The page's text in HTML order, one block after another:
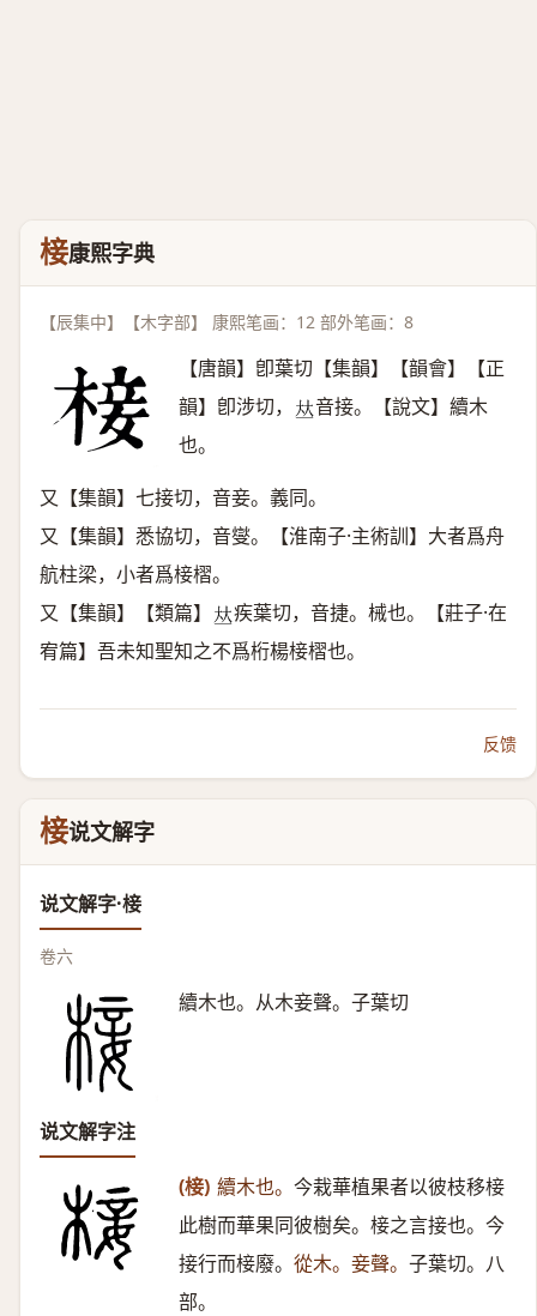
椄康熙字典
【辰集中】【木字部】 康熙笔画：12 部外笔画：8
【唐韻】卽葉切【集韻】【韻會】【正
韻】卽涉切， 𠀤音接。【說文】續木
也。
又【集韻】七接切，音妾。義同。
又【集韻】悉協切，音燮。【淮南子·主術訓】大者爲舟
航柱梁，小者爲椄槢。
又【集韻】【類篇】 𠀤疾葉切，音捷。械也。【莊子·在
宥篇】吾未知聖知之不爲桁楊椄槢也。
反馈
椄说文解字
说文解字·椄
卷六
續木也。从木妾聲。子葉切
说文解字注
(椄) 續木也。 今栽華植果者以彼枝移椄
此樹而華果同彼樹矣。椄之言接也。今
接行而椄廢。 從木。妾聲。 子葉切。八
部。